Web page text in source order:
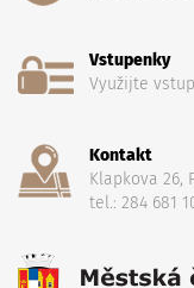
Vstupenky
Využijte
Kontakt
Klapkova 26,
tel.: 284 681